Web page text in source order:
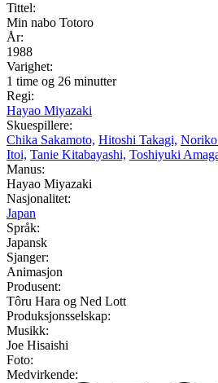
Tittel:
Min nabo Totoro
År:
1988
Varighet:
1 time og 26 minutter
Regi:
Hayao Miyazaki
Skuespillere:
Chika Sakamoto, Hitoshi Takagi,
Itoi, Tanie Kitabayashi, Toshiyuki
Manus:
Hayao Miyazaki
Nasjonalitet:
Japan
Språk:
Japansk
Sjanger:
Animasjon
Produsent:
Tôru Hara og Ned Lott
Produksjonsselskap:
Musikk:
Joe Hisaishi
Foto:
Medvirkende: